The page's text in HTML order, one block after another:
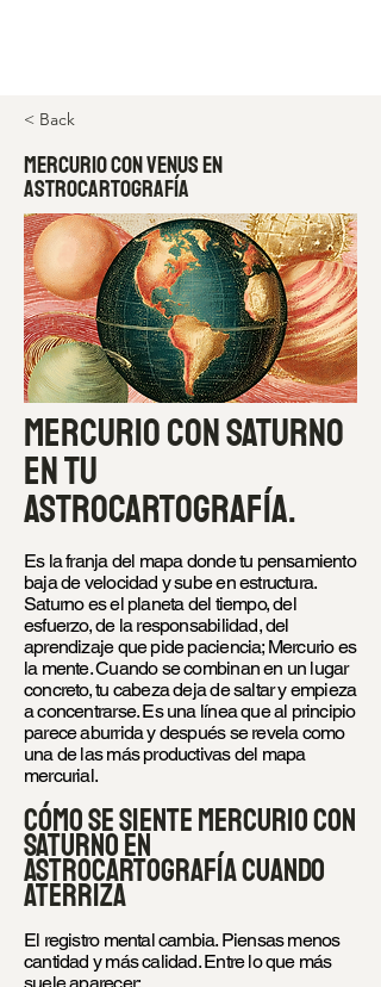
< Back
Mercurio con Venus en
astrocartografía
Mercurio con Saturno
en tu
astrocartografía.
Es la franja del mapa donde tu pensamiento
baja de velocidad y sube en estructura.
Saturno es el planeta del tiempo, del
esfuerzo, de la responsabilidad, del
aprendizaje que pide paciencia; Mercurio es
la mente. Cuando se combinan en un lugar
concreto, tu cabeza deja de saltar y empieza
a concentrarse. Es una línea que al principio
parece aburrida y después se revela como
una de las más productivas del mapa
mercurial.
Cómo se siente Mercurio con
Saturno en
astrocartografía cuando
aterriza
El registro mental cambia. Piensas menos
cantidad y más calidad. Entre lo que más